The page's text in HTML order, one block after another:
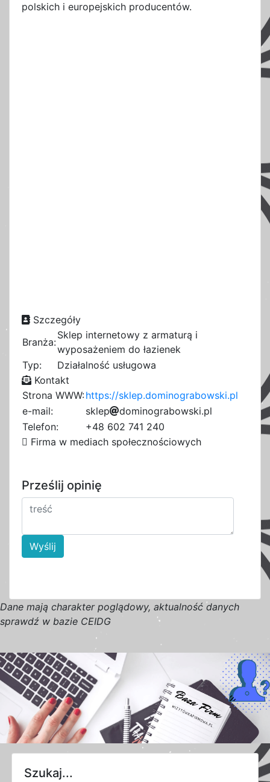
polskich i europejskich producentów.
Szczegóły
Branża:
Sklep internetowy z armaturą i
wyposażeniem do łazienek
Typ:
Działalność usługowa
Kontakt
Strona WWW:https://sklep.dominograbowski.pl
e-mail:
sklep dominc
ograbe
d
ow5
b
ski.a
pl
Telefon:
+48 602 741 240
Firma w mediach społecznościowych
Prześlij opinię
Wyślij
Dane mają charakter poglądowy, aktualność danych
sprawdź w bazie CEIDG
Szukaj...